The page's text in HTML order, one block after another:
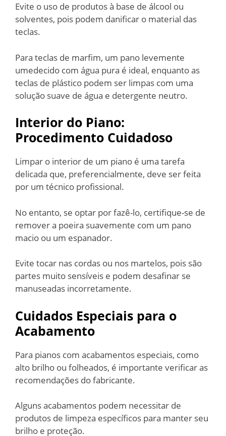
Evite o uso de produtos à base de álcool ou
solventes, pois podem danificar o material das
teclas.
Para teclas de marfim, um pano levemente
umedecido com água pura é ideal, enquanto as
teclas de plástico podem ser limpas com uma
solução suave de água e detergente neutro.
Interior do Piano:
Procedimento Cuidadoso
Limpar o interior de um piano é uma tarefa
delicada que, preferencialmente, deve ser feita
por um técnico profissional.
No entanto, se optar por fazê-lo, certifique-se de
remover a poeira suavemente com um pano
macio ou um espanador.
Evite tocar nas cordas ou nos martelos, pois são
partes muito sensíveis e podem desafinar se
manuseadas incorretamente.
Cuidados Especiais para o
Acabamento
Para pianos com acabamentos especiais, como
alto brilho ou folheados, é importante verificar as
recomendações do fabricante.
Alguns acabamentos podem necessitar de
produtos de limpeza específicos para manter seu
brilho e proteção.